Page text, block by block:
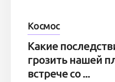
Космос
Какие
грозить нашей
встрече со ...